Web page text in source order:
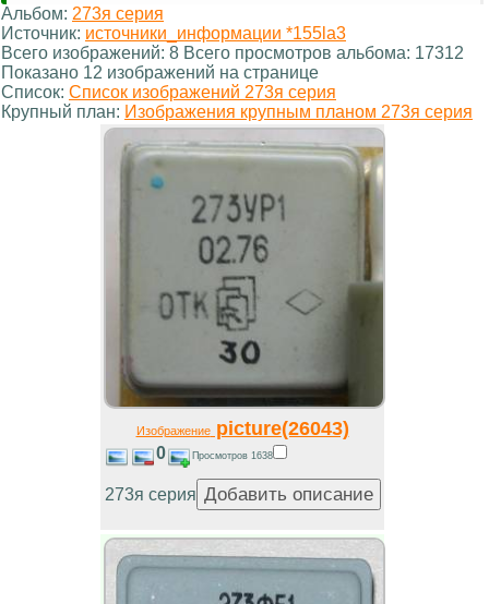
Альбом: 273я серия
Источник: источники_информации *155la3
Всего изображений: 8 Всего просмотров альбома: 17312
Показано 12 изображений на странице
Список: Список изображений 273я серия
Крупный план: Изображения крупным планом 273я серия
Изображениеpicture(26043)
0 Просмотров 1638
273я серия